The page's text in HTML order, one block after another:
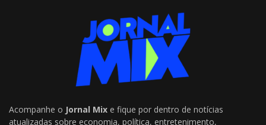
Acompanhe o Jornal Mix e fique por dentro de notícias
atualizadas sobre economia, política, entretenimento,